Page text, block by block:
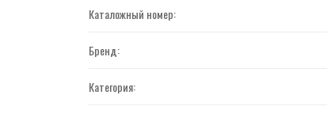
Каталожный номер:
Бренд:
Категория: